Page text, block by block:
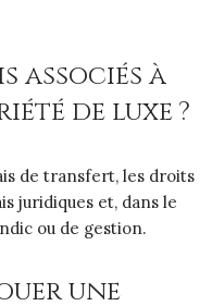
associés à
de luxe ?
de transfert, les droits
juridiques et, dans le
ou de gestion.
une